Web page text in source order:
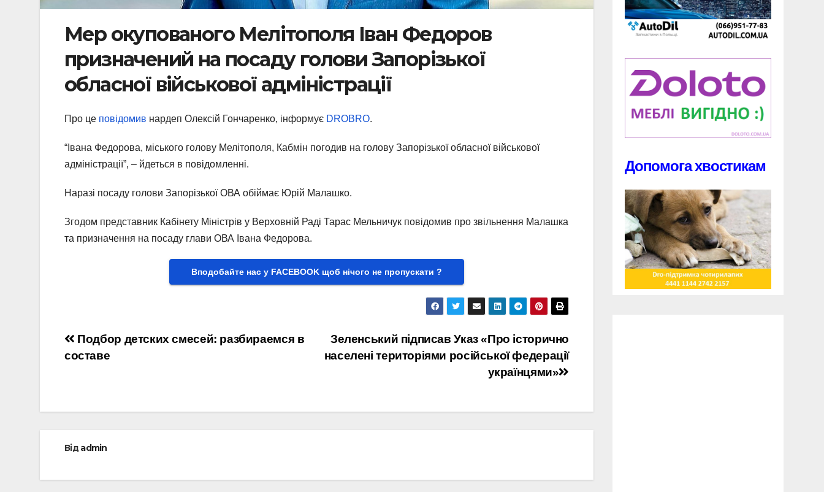
Мер окупованого Мелітополя Іван Федоров
призначений на посаду голови Запорізької
обласної військової адміністрації
Про це повідомив нардеп Олексій Гончаренко, інформує DROBRO.
“Івана Федорова, міського голову Мелітополя, Кабмін погодив на голову Запорізької обласної військової
адміністрації”, – йдеться в повідомленні.
Наразі посаду голови Запорізької ОВА обіймає Юрій Малашко.
Згодом представник Кабінету Міністрів у Верховній Раді Тарас Мельничук повідомив про звільнення Малашка
та призначення на посаду глави ОВА Івана Федорова.
Вподобайте нас у FACEBOOK щоб нічого не пропускати ?
Навігація
Зеленський підписав Указ «Про історично
населені територіями російської федерації
українцями»
Подбор детских смесей: разбираемся в
составе
Відadmin
Допомога хвостикам